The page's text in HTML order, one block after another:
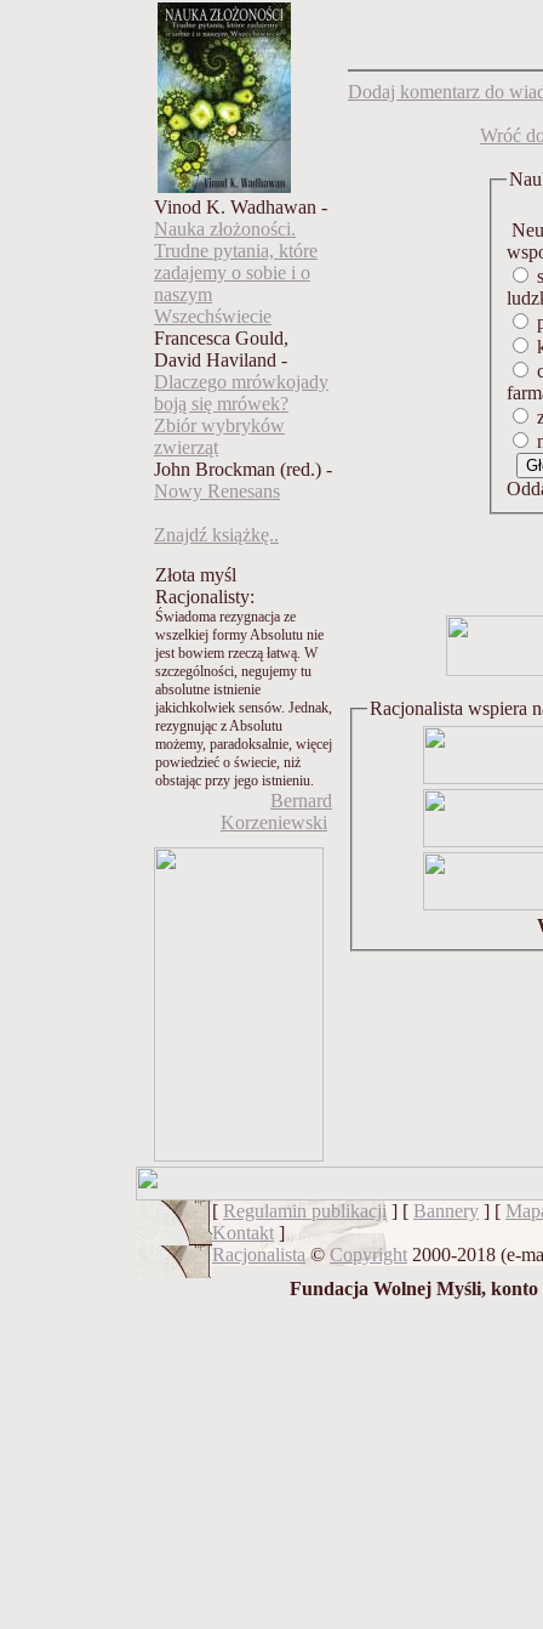
Vinod K. Wadhawan -
Nauka złożoności.
Trudne pytania, które
zadajemy o sobie i o
naszym
Wszechświecie
Francesca Gould,
David Haviland -
Dlaczego mrówkojady
boją się mrówek?
Zbiór wybryków
zwierząt
John Brockman (red.) -
Nowy Renesans
Znajdź książkę..
Złota myśl
Racjonalisty:
Świadoma rezygnacja ze
wszelkiej formy Absolutu nie
jest bowiem rzeczą łatwą. W
szczególności, negujemy tu
absolutne istnienie
jakichkolwiek sensów. Jednak,
rezygnując z Absolutu
możemy, paradoksalnie, więcej
powiedzieć o świecie, niż
obstając przy jego istnieniu.
Bernard
Korzeniewski
Dodaj komentarz do
Wróć
Racjonalista wspiera
[ Regulamin publikacji ] [ Bannery ] [
Kontakt ]
Racjonalista © Copyright 2000-2018 (e-
Fundacja Wolnej Myśli, konto